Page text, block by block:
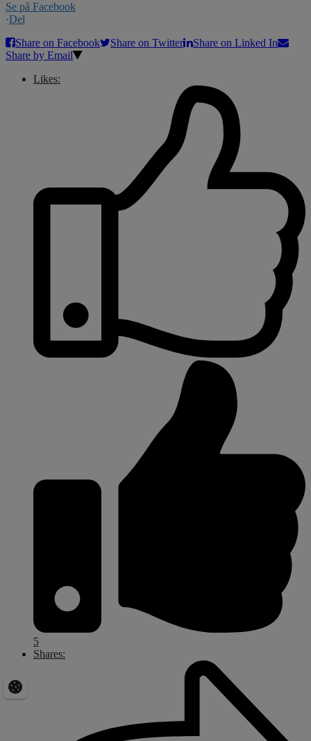
Se på Facebook
·Del
Share on Facebook
Share on Twitter
Share on Linked In
Share by Email
Likes:
5
Shares: